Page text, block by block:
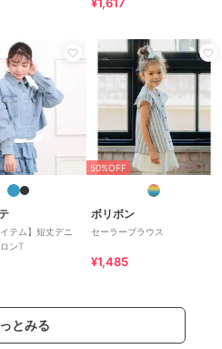
イテム】短丈デニ
ンT
50%OFF
ボリボン
セーラーブラウス
¥1,485
とみる